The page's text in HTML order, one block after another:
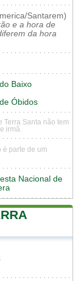
Santarem)
e a hora de
da hora
Baixo
Óbidos
Terra Santa não tem
irmã.
é parte de um
Nacional de